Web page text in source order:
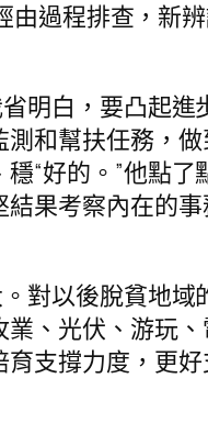
由過程排查，新
明白，要凸起進
和幫扶任務，
“好的。”他點
果考察內在的
對以後脫貧地域
、光伏、游玩、
支撐力度，更